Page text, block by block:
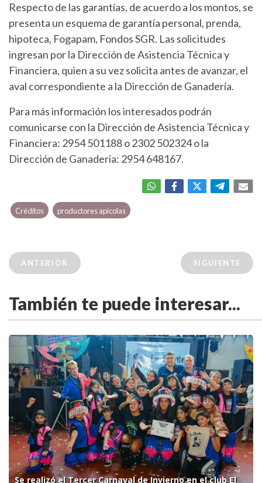
Respecto de las garantías, de acuerdo a los montos, se
presenta un esquema de garantía personal, prenda,
hipoteca, Fogapam, Fondos SGR. Las solicitudes
ingresan por la Dirección de Asistencia Técnica y
Financiera, quien a su vez solicita antes de avanzar, el
aval correspondiente a la Dirección de Ganadería.
Para más información los interesados podrán
comunicarse con la Dirección de Asistencia Técnica y
Financiera: 2954 501188 o 2302 502324 o la
Dirección de Ganadería: 2954 648167.
Créditos productores apícolas
ANTERIOR SIGUIENTE
También te puede interesar...
Se realizó el Tercer Carnaval de Invierno en el club El